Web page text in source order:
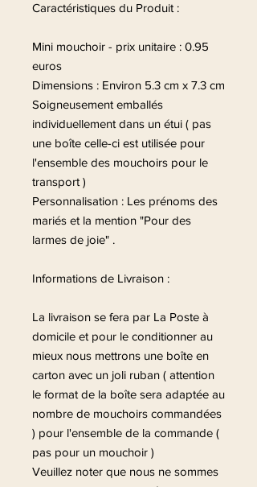
Caractéristiques du Produit :
Mini mouchoir - prix unitaire : 0.95
euros
Dimensions : Environ 5.3 cm x 7.3 cm
Soigneusement emballés
individuellement dans un étui ( pas
une boîte celle-ci est utilisée pour
l'ensemble des mouchoirs pour le
transport )
Personnalisation : Les prénoms des
mariés et la mention "Pour des
larmes de joie" .
Informations de Livraison :
La livraison se fera par La Poste à
domicile et pour le conditionner au
mieux nous mettrons une boîte en
carton avec un joli ruban ( attention
le format de la boîte sera adaptée au
nombre de mouchoirs commandées
) pour l'ensemble de la commande (
pas pour un mouchoir )
Veuillez noter que nous ne sommes